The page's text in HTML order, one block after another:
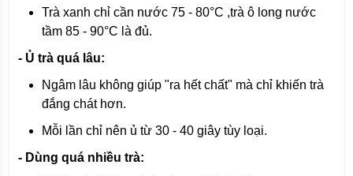
Trà xanh chỉ cần nước 75 - 80°C ,trà ô long nước
tầm 85 - 90°C là đủ.
- Ủ trà quá lâu:
Ngâm lâu không giúp "ra hết chất" mà chỉ khiến trà
đắng chát hơn.
Mỗi lần chỉ nên ủ từ 30 - 40 giây tùy loại.
- Dùng quá nhiều trà: